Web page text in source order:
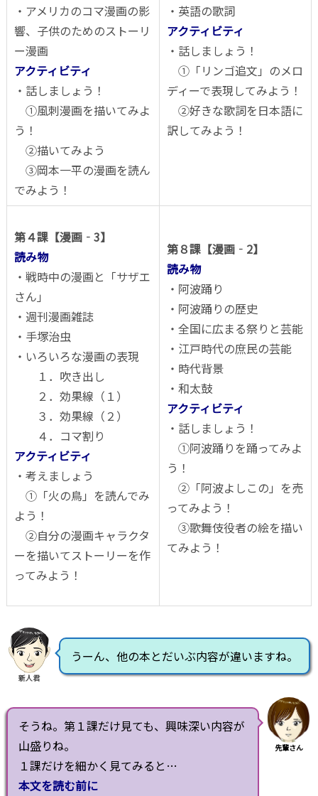
・アメリカのコマ漫画の影
響、子供のためのストーリ
ー漫画
アクティビティ
・話しましょう！
①風刺漫画を描いてみよ
う！
②描いてみよう
③岡本一平の漫画を読ん
でみよう！
・英語の歌詞
アクティビティ
・話しましょう！
①「リンゴ追文」のメロ
ディーで表現してみよう！
②好きな歌詞を日本語に
訳してみよう！
第４課【漫画‐3】
読み物
・戦時中の漫画と「サザエ
さん」
・週刊漫画雑誌
・手塚治虫
・いろいろな漫画の表現
１．吹き出し
２．効果線（１）
３．効果線（２）
４．コマ割り
アクティビティ
・考えましょう
①「火の鳥」を読んでみ
よう！
②自分の漫画キャラクタ
ーを描いてストーリーを作
ってみよう！
第８課【漫画‐2】
読み物
・阿波踊り
・阿波踊りの歴史
・全国に広まる祭りと芸能
・江戸時代の庶民の芸能
・時代背景
・和太鼓
アクティビティ
・話しましょう！
①阿波踊りを踊ってみよ
う！
②「阿波よしこの」を売
ってみよう！
③歌舞伎役者の絵を描い
てみよう！
新人君
うーん、他の本とだいぶ内容が違いますね。
そうね。第１課だけ見ても、興味深い内容が
山盛りね。
１課だけを細かく見てみると…
本文を読む前に
先輩さん